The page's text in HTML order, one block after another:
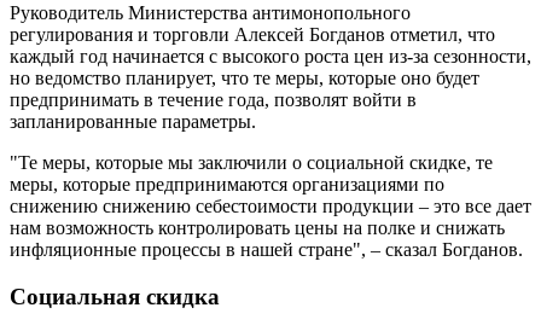
Руководитель Министерства антимонопольного
регулирования и торговли Алексей Богданов отметил, что
каждый год начинается с высокого роста цен из-за сезонности,
но ведомство планирует, что те меры, которые оно будет
предпринимать в течение года, позволят войти в
запланированные параметры.
"Те меры, которые мы заключили о социальной скидке, те
меры, которые предпринимаются организациями по
снижению снижению себестоимости продукции – это все дает
нам возможность контролировать цены на полке и снижать
инфляционные процессы в нашей стране", – сказал Богданов.
Социальная скидка